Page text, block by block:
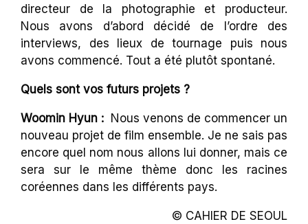
directeur de la photographie et producteur.
Nous avons d’abord décidé de l’ordre des
interviews, des lieux de tournage puis nous
avons commencé. Tout a été plutôt spontané.
Quels sont vos futurs projets ?
Woomin Hyun : Nous venons de commencer un
nouveau projet de film ensemble. Je ne sais pas
encore quel nom nous allons lui donner, mais ce
sera sur le même thème donc les racines
coréennes dans les différents pays.
© CAHIER DE SEOUL